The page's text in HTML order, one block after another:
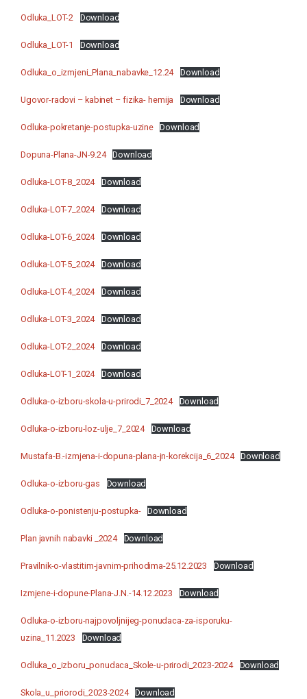
Odluka_LOT-2 Download
Odluka_LOT-1 Download
Odluka_o_izmjeni_Plana_nabavke_12.24 Download
Ugovor-radovi – kabinet – fizika- hemija Download
Odluka-pokretanje-postupka-uzine Download
Dopuna-Plana-JN-9.24 Download
Odluka-LOT-8_2024 Download
Odluka-LOT-7_2024 Download
Odluka-LOT-6_2024 Download
Odluka-LOT-5_2024 Download
Odluka-LOT-4_2024 Download
Odluka-LOT-3_2024 Download
Odluka-LOT-2_2024 Download
Odluka-LOT-1_2024 Download
Odluka-o-izboru-skola-u-prirodi_7_2024 Download
Odluka-o-izboru-loz-ulje_7_2024 Download
Mustafa-B.-izmjena-i-dopuna-plana-jn-korekcija_6_2024 Download
Odluka-o-izboru-gas Download
Odluka-o-ponistenju-postupka- Download
Plan javnih nabavki _2024 Download
Pravilnik-o-vlastitim-javnim-prihodima-25.12.2023 Download
Izmjene-i-dopune-Plana-J.N.-14.12.2023 Download
Odluka-o-izboru-najpovoljnijeg-ponudaca-za-isporuku-
uzina_11.2023
Download
Odluka_o_izboru_ponudaca_Skole-u-prirodi_2023-2024 Download
Skola_u_priorodi_2023-2024 Download